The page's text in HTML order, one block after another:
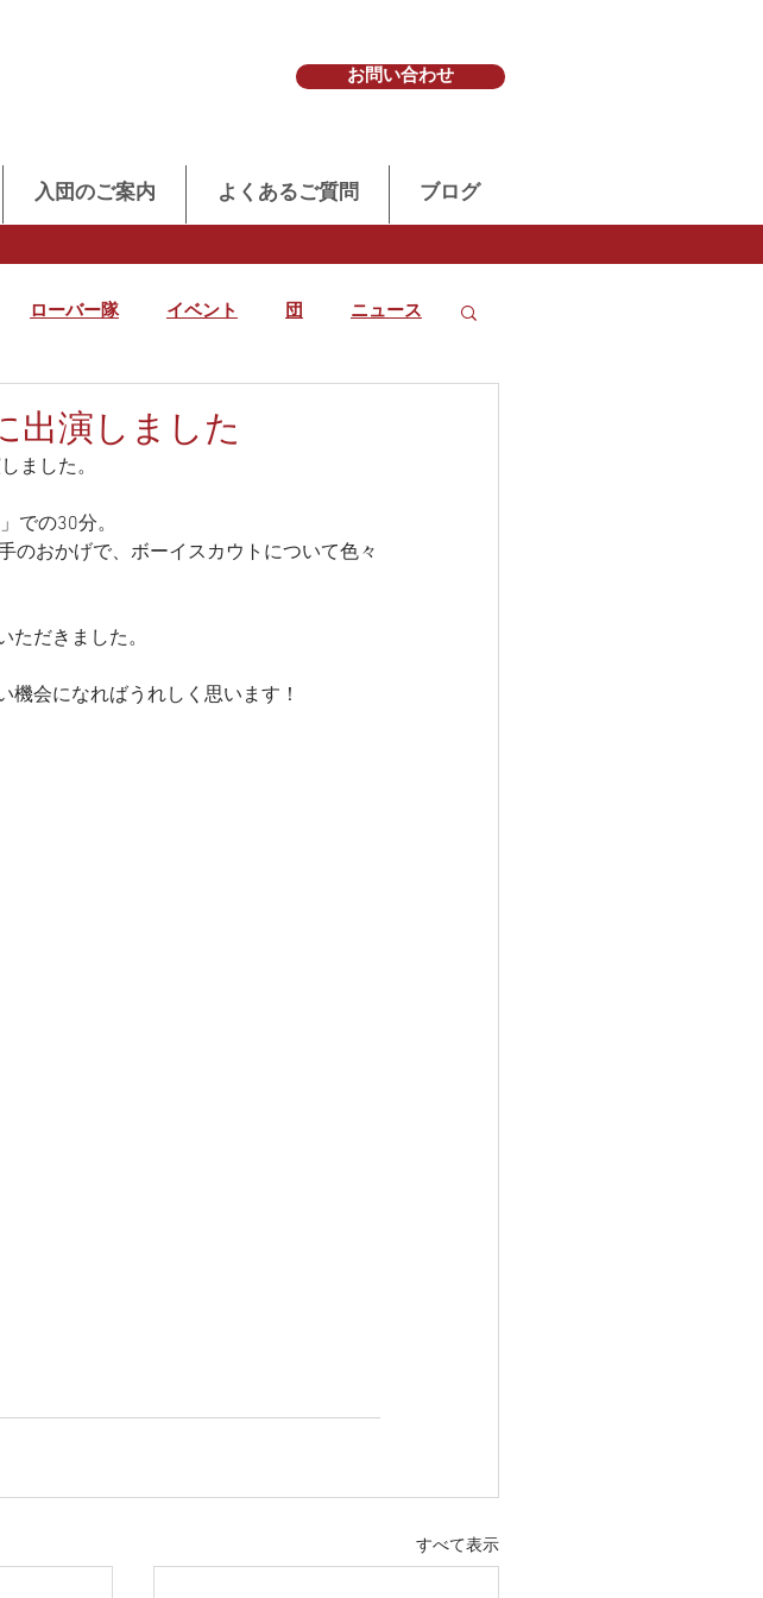
お問い合わせ
入団のご案内 よくあるご質問 ブログ
ローバー隊 イベント 団 ニュース
出演しました
ました。
での30分。
のおかげで、ボーイスカウトについて色々
だきました。
会になればうれしく思います！
すべて表示